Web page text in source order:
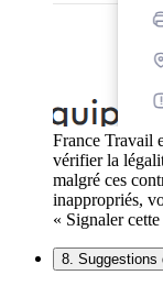
France Travail
vérifier la
malgré ces
inappropriés,
« Signaler
8. Suggestions